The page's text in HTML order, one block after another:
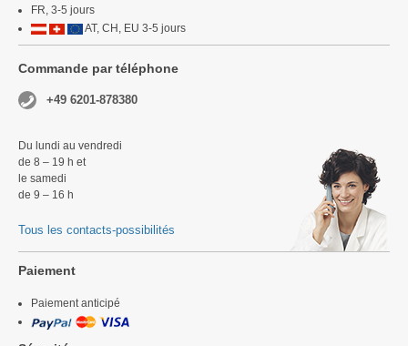
FR, 3-5 jours
AT, CH, EU 3-5 jours
Commande par téléphone
+49 6201-878380
Du lundi au vendredi
de 8 – 19 h et
le samedi
de 9 – 16 h
Tous les contacts-possibilités
Paiement
Paiement anticipé